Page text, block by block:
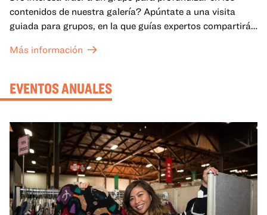
contenidos de nuestra galería? Apúntate a una visita
guiada para grupos, en la que guías expertos compartirán
mejor lo que se expone en las galerías del OMCA.
Más información
EVENTOS ANUALES